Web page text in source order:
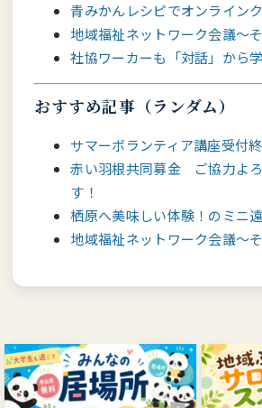
青みかんレシピでオンライン
地域福祉ネットワーク会議～
社協ワーカーも「対話」から
おすすめ記事（ランダム）
サマーボランティア講座受付
赤い羽根共同募金 ご協力よ
す！
栖原へ美味しい体験！のミニ
地域福祉ネットワーク会議～